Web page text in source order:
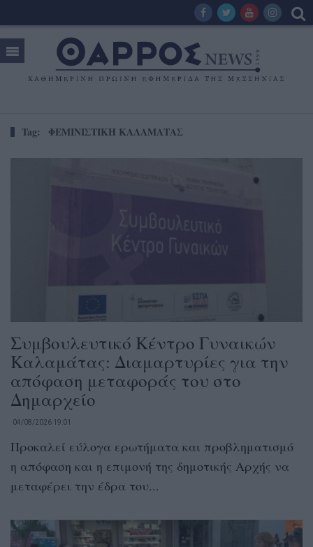
Tag: ΦΕΜΙΝΙΣΤΙΚΗ ΚΑΛΑΜΑΤΑΣ
Συμβουλευτικό Κέντρο Γυναικών
Καλαμάτας: Διαμαρτυρίες για την
απόφαση μεταφοράς του στο
Δημαρχείο
04/08/2026 19:01
Προκαλεί εύλογα ερωτήματα και προβληματισμό
η απόφαση και η επιμονή της δημοτικής Αρχής να
μεταφέρει την έδρα του...